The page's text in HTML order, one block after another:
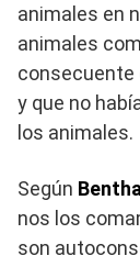
animales en
animales
consecuente
y que no
los animales.
Según
nos los
son